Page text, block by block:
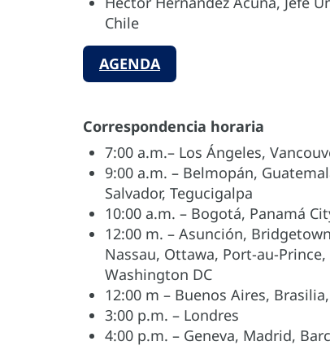
Chile
AGENDA
Correspondencia horaria
7:00 a.m.– Los Ángeles,
9:00 a.m. – Belmopán,
Salvador, Tegucigalpa
10:00 a.m. – Bogotá, Panamá
12:00 m. – Asunción,
Nassau, Ottawa, Port-au-
Washington DC
12:00 m – Buenos Aires,
3:00 p.m. – Londres
4:00 p.m. – Geneva, Madrid,